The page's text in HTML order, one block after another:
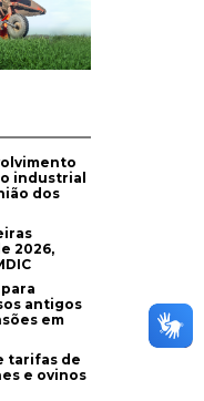
industrial
dos
2026,
antigos
em
tarifas de
e ovinos